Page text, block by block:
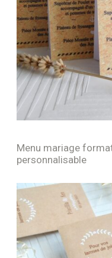
Menu mariage
personnalisable